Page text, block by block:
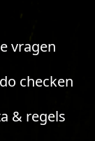
vragen
checken
& regels